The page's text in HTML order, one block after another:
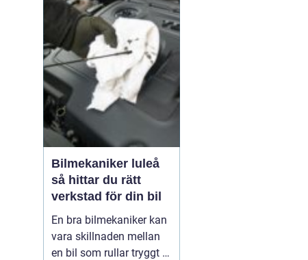
i sverige eftersom den
kombinerar
hantverksskickl...
Bilmekaniker luleå
så hittar du rätt
verkstad för din bil
En bra bilmekaniker kan
vara skillnaden mellan
en bil som rullar tryggt i